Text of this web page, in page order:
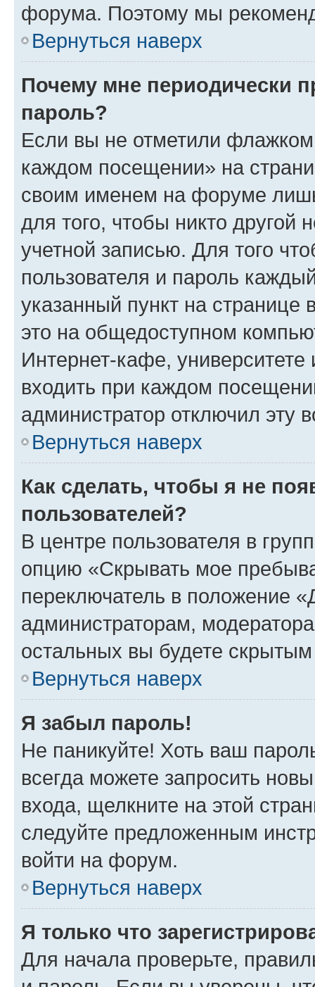
форума. Поэтому мы
Вернуться наверх
Почему мне периодически
пароль?
Если вы не отметили флажком
каждом посещении» на
своим именем на форуме
для того, чтобы никто другой
учетной записью. Для того
пользователя и пароль
указанный пункт на
это на общедоступном
Интернет-кафе, университете
входить при каждом
администратор отключил эту
Вернуться наверх
Как сделать, чтобы я не
пользователей?
В центре пользователя в
опцию «Скрывать мое
переключатель в положение
администраторам,
остальных вы будете
Вернуться наверх
Я забыл пароль!
Не паникуйте! Хоть ваш
всегда можете запросить
входа, щелкните на этой
следуйте предложенным
войти на форум.
Вернуться наверх
Я только что
Для начала проверьте,